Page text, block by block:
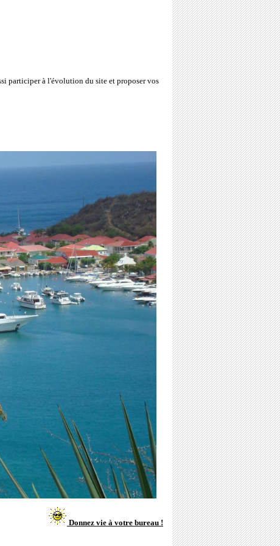
participer à l'évolution du site et proposer vos
Donnez vie à votre bureau !